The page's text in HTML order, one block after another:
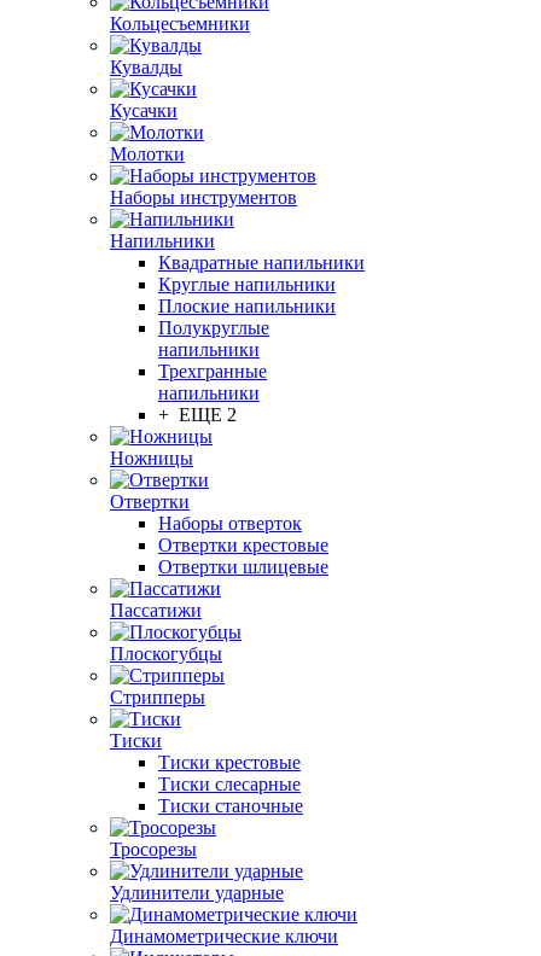
Кольцесъемники
Кувалды
Кусачки
Молотки
Наборы инструментов
Напильники
Квадратные напильники
Круглые напильники
Плоские напильники
Полукруглые
напильники
Трехгранные
напильники
+ ЕЩЕ 2
Ножницы
Отвертки
Наборы отверток
Отвертки крестовые
Отвертки шлицевые
Пассатижи
Плоскогубцы
Стрипперы
Тиски
Тиски крестовые
Тиски слесарные
Тиски станочные
Тросорезы
Удлинители ударные
Динамометрические ключи